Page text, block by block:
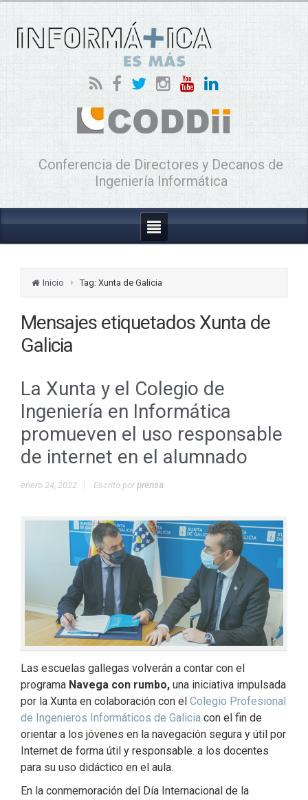
Conferencia de Directores y Decanos de
Ingeniería Informática
Inicio Tag: Xunta de Galicia
Mensajes etiquetados Xunta de
Galicia
La Xunta y el Colegio de
Ingeniería en Informática
promueven el uso responsable
de internet en el alumnado
enero 24, 2022 Escrito porprensa
Las escuelas gallegas volverán a contar con el
programa Navega con rumbo, una iniciativa impulsada
por la Xunta en colaboración con el Colegio Profesional
de Ingenieros Informáticos de Galicia con el fin de
orientar a los jóvenes en la navegación segura y útil por
Internet de forma útil y responsable. a los docentes
para su uso didáctico en el aula.
En la conmemoración del Día Internacional de la